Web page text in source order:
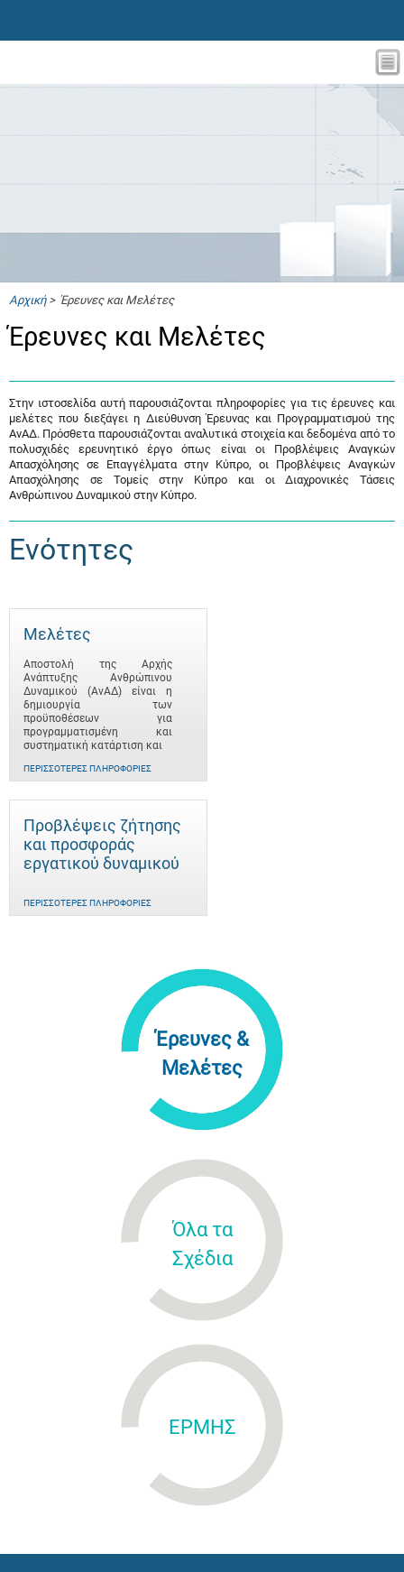
Αρχική> Έρευνες και Μελέτες
Έρευνες και Μελέτες
Στην ιστοσελίδα αυτή παρουσιάζονται πληροφορίες για τις έρευνες και
μελέτες που διεξάγει η Διεύθυνση Έρευνας και Προγραμματισμού της
ΑνΑΔ. Πρόσθετα παρουσιάζονται αναλυτικά στοιχεία και δεδομένα από το
πολυσχιδές ερευνητικό έργο όπως είναι οι Προβλέψεις Αναγκών
Απασχόλησης σε Επαγγέλματα στην Κύπρο, οι Προβλέψεις Αναγκών
Απασχόλησης σε Τομείς στην Κύπρο και οι Διαχρονικές Τάσεις
Ανθρώπινου Δυναμικού στην Κύπρο.
Ενότητες
Μελέτες
Αποστολή της Αρχής
Ανάπτυξης Ανθρώπινου
Δυναμικού (ΑνΑΔ) είναι η
δημιουργία των
προϋποθέσεων για
προγραμματισμένη και
συστηματική κατάρτιση και
ΠΕΡΙΣΣΌΤΕΡΕΣ ΠΛΗΡΟΦΟΡΊΕΣ
Προβλέψεις ζήτησης
και προσφοράς
εργατικού δυναμικού
ΠΕΡΙΣΣΌΤΕΡΕΣ ΠΛΗΡΟΦΟΡΊΕΣ
Έρευνες &
Μελέτες
Όλα τα
Σχέδια
ΕΡΜΗΣ